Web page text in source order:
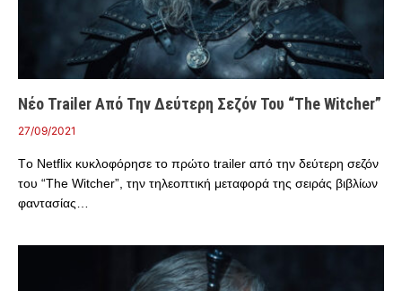
Νέο Trailer Από Την Δεύτερη Σεζόν Του “The Witcher”
27/09/2021
Tο Netflix κυκλοφόρησε το πρώτο trailer από την δεύτερη σεζόν
του “The Witcher”, την τηλεοπτική μεταφορά της σειράς βιβλίων
φαντασίας…